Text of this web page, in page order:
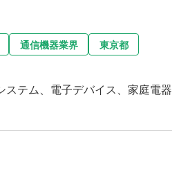
通信機器業界 東京都
テム、電子デバイス、家庭電器